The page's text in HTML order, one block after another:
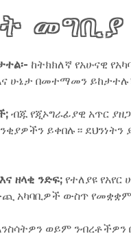
መግቢያ
ከትክክለኛ የአሁናዊ
ሁኔታ በመተማመን
ብጁ የጂኦግራፊያዊ አጥር
ይቀበሉ። ደህንነትን
ዘላቂ ንድፍ; የተለያዩ
አካባቢዎች ውስጥ
ወይም ንብረቶችዎን